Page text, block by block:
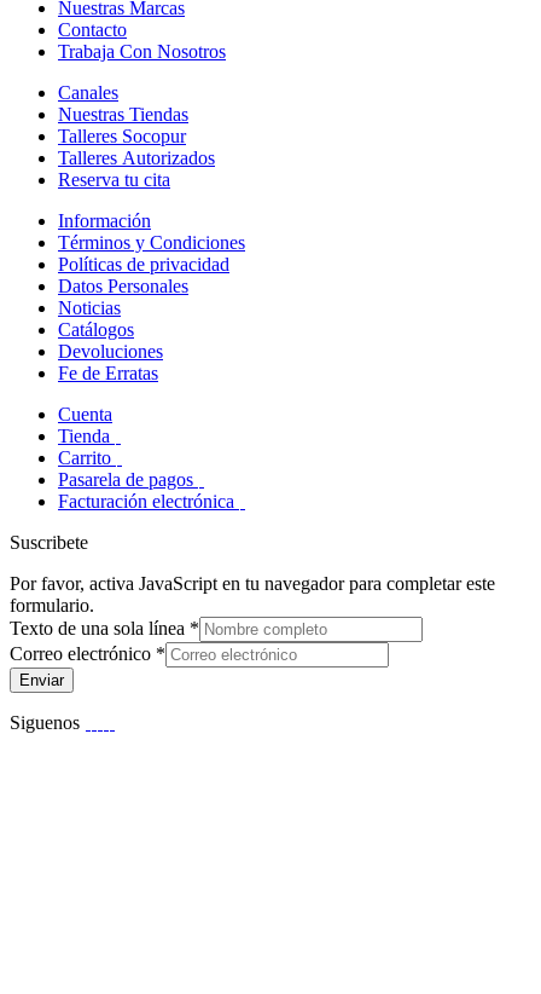
Nuestras Marcas
Contacto
Trabaja Con Nosotros
Canales
Nuestras Tiendas
Talleres Socopur
Talleres Autorizados
Reserva tu cita
Información
Términos y Condiciones
Políticas de privacidad
Datos Personales
Noticias
Catálogos
Devoluciones
Fe de Erratas
Cuenta
Tienda
Carrito
Pasarela de pagos
Facturación electrónica
Suscribete
Por favor, activa JavaScript en tu navegador para completar este
formulario.
Texto de una sola línea *
Correo electrónico *
Enviar
Siguenos